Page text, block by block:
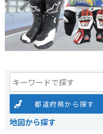
都道府県から探す
地図から探す